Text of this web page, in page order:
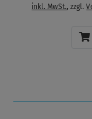
inkl. MwSt., zzgl.